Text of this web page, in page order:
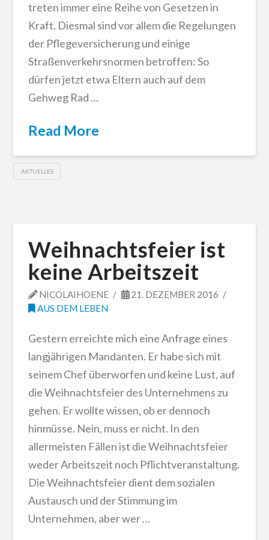
treten immer eine Reihe von Gesetzen in
Kraft. Diesmal sind vor allem die Regelungen
der Pflegeversicherung und einige
Straßenverkehrsnormen betroffen: So
dürfen jetzt etwa Eltern auch auf dem
Gehweg Rad …
Read More
AKTUELLES
Weihnachtsfeier ist
keine Arbeitszeit
NICOLAIHOENE
21. DEZEMBER 2016
AUS DEM LEBEN
Gestern erreichte mich eine Anfrage eines
langjährigen Mandanten. Er habe sich mit
seinem Chef überworfen und keine Lust, auf
die Weihnachtsfeier des Unternehmens zu
gehen. Er wollte wissen, ob er dennoch
hinmüsse. Nein, muss er nicht. In den
allermeisten Fällen ist die Weihnachtsfeier
weder Arbeitszeit noch Pflichtveranstaltung.
Die Weihnachtsfeier dient dem sozialen
Austausch und der Stimmung im
Unternehmen, aber wer …